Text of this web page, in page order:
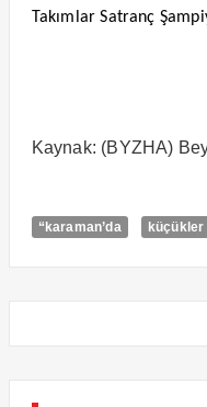
Takımlar Satranç
Kaynak: (BYZHA)
“karaman’da küçükler